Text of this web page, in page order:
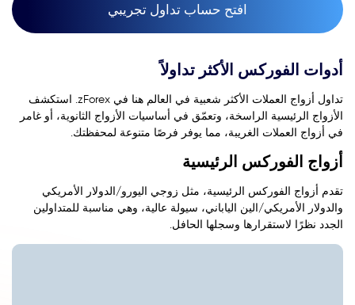
افتح حساب تداول تجريبي
أدوات الفوركس الأكثر تداولاً
تداول أزواج العملات الأكثر شعبية في العالم هنا في zForex. استكشف
الأزواج الرئيسية الراسخة، وتعمّق في أساسيات الأزواج الثانوية، أو غامر
في أزواج العملات الغريبة، مما يوفر فرصًا متنوعة لمحفظتك.
أزواج الفوركس الرئيسية
تقدم أزواج الفوركس الرئيسية، مثل زوجي اليورو/الدولار الأمريكي
والدولار الأمريكي/الين الياباني، سيولة عالية، وهي مناسبة للمتداولين
الجدد نظرًا لاستقرارها وسجلها الحافل.